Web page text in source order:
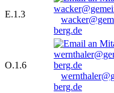
E.1.3
berg.de
O.1.6
berg.de